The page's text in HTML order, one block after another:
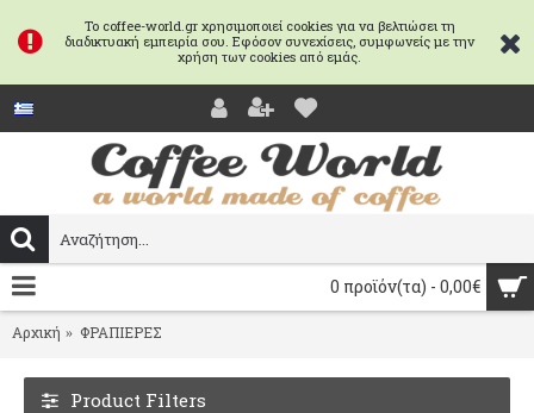
Το coffee-world.gr χρησιμοποιεί cookies για να βελτιώσει τη
διαδικτυακή εμπειρία σου. Εφόσον συνεχίσεις, συμφωνείς με την
χρήση των cookies από εμάς.
0 προϊόν(τα) - 0,00€
Αρχική ΦΡΑΠΙΕΡΕΣ
Product Filters